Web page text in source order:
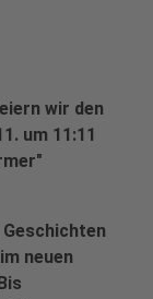
wir den
um 11:11
neuen